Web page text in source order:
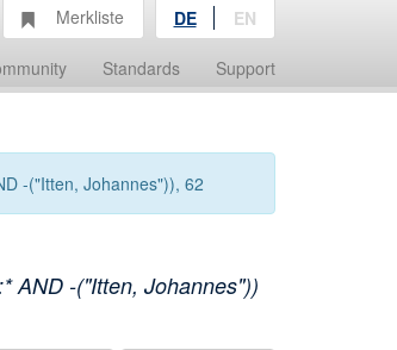
Standards Support
Merkliste DE EN
-("Itten, Johannes")), 62
AND -("Itten, Johannes"))